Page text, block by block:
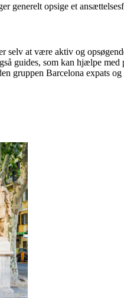
generelt opsige et
selv at være aktiv og
guides, som kan hjælpe
gruppen Barcelona expats og